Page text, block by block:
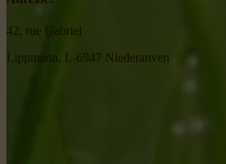
42, rue Gabriel
Lippmann, L-6947 Niederanven